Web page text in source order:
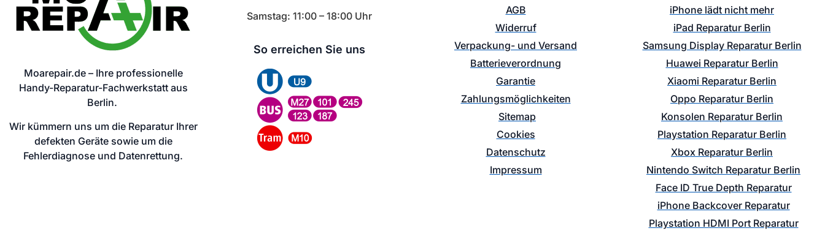
Moarepair.de – Ihre professionelle
Handy-Reparatur-Fachwerkstatt aus
Berlin.
Wir kümmern uns um die Reparatur Ihrer
defekten Geräte sowie um die
Fehlerdiagnose und Datenrettung.
Samstag: 11:00 – 18:00 Uhr
So erreichen Sie uns
AGB
Widerruf
Verpackung- und Versand
Batterieverordnung
Garantie
Zahlungsmöglichkeiten
Sitemap
Cookies
Datenschutz
Impressum
iPhone lädt nicht mehr
iPad Reparatur Berlin
Samsung Display Reparatur Berlin
Huawei Reparatur Berlin
Xiaomi Reparatur Berlin
Oppo Reparatur Berlin
Konsolen Reparatur Berlin
Playstation Reparatur Berlin
Xbox Reparatur Berlin
Nintendo Switch Reparatur Berlin
Face ID True Depth Reparatur
iPhone Backcover Reparatur
Playstation HDMI Port Reparatur